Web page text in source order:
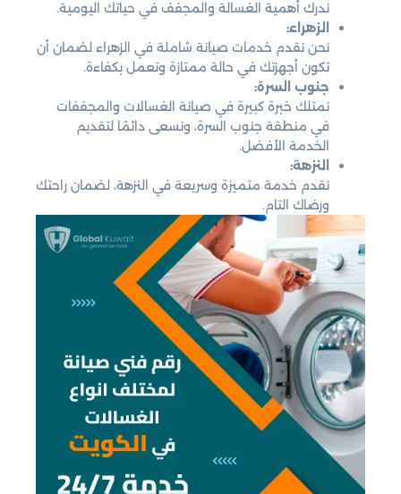
ندرك أهمية الغسالة والمجفف في حياتك اليومية.
الزهراء:
نحن نقدم خدمات صيانة شاملة في الزهراء لضمان أن
تكون أجهزتك في حالة ممتازة وتعمل بكفاءة.
جنوب السرة:
نمتلك خبرة كبيرة في صيانة الغسالات والمجففات
في منطقة جنوب السرة، ونسعى دائمًا لتقديم
الخدمة الأفضل.
النزهة:
نقدم خدمة متميزة وسريعة في النزهة، لضمان راحتك
ورضاك التام.